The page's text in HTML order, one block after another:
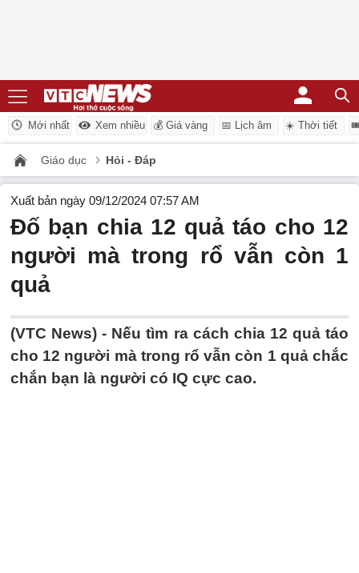
Mới nhất Xem nhiều 💰 Giá vàng 📅 Lịch âm ☀️ Thời tiết
Giáo dục Hỏi - Đáp
Xuất bản ngày 09/12/2024 07:57 AM
Đố bạn chia 12 quả táo cho 12
người mà trong rổ vẫn còn 1
quả
(VTC News) - Nếu tìm ra cách chia 12 quả táo
cho 12 người mà trong rổ vẫn còn 1 quả chắc
chắn bạn là người có IQ cực cao.